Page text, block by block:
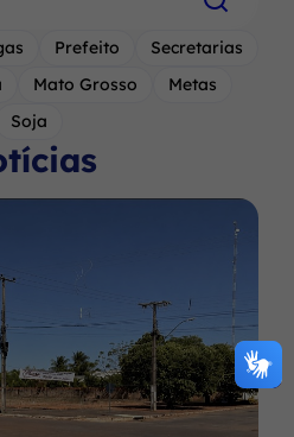
Prefeito
Secretarias
Mato Grosso
Metas
Soja